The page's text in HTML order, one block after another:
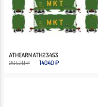
ATHEARN ATH23453
20520 ₽
14040